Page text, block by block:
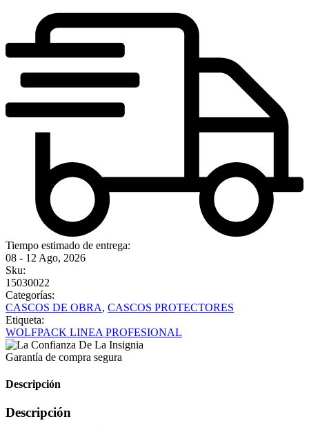
Tiempo estimado de entrega:
08 - 12 Ago, 2026
Sku:
15030022
Categorías:
CASCOS DE OBRA, CASCOS PROTECTORES
Etiqueta:
WOLFPACK LINEA PROFESIONAL
Garantía de compra segura
Descripción
Descripción